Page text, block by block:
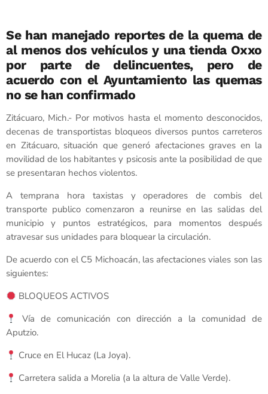
Se han manejado reportes de la quema de
al menos dos vehículos y una tienda Oxxo
por parte de delincuentes, pero de
acuerdo con el Ayuntamiento las quemas
no se han confirmado
Zitácuaro, Mich.- Por motivos hasta el momento desconocidos,
decenas de transportistas bloqueos diversos puntos carreteros
en Zitácuaro, situación que generó afectaciones graves en la
movilidad de los habitantes y psicosis ante la posibilidad de que
se presentaran hechos violentos.
A temprana hora taxistas y operadores de combis del
transporte publico comenzaron a reunirse en las salidas del
municipio y puntos estratégicos, para momentos después
atravesar sus unidades para bloquear la circulación.
De acuerdo con el C5 Michoacán, las afectaciones viales son las
siguientes:
BLOQUEOS ACTIVOS
Vía de comunicación con dirección a la comunidad de
Aputzio.
Cruce en El Hucaz (La Joya).
Carretera salida a Morelia (a la altura de Valle Verde).